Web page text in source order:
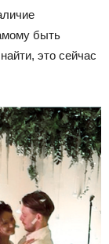
быть
это сейчас